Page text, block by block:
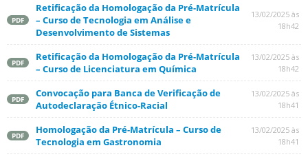
PDF
Retificação da Homologação da Pré-Matrícula
– Curso de Tecnologia em Análise e
Desenvolvimento de Sistemas
13/02/2025 às
18h42
PDF
Retificação da Homologação da Pré-Matrícula
– Curso de Licenciatura em Química
13/02/2025 às
18h42
PDF
Convocação para Banca de Verificação de
Autodeclaração Étnico-Racial
13/02/2025 às
18h41
PDF
Homologação da Pré-Matrícula – Curso de
Tecnologia em Gastronomia
13/02/2025 às
18h41